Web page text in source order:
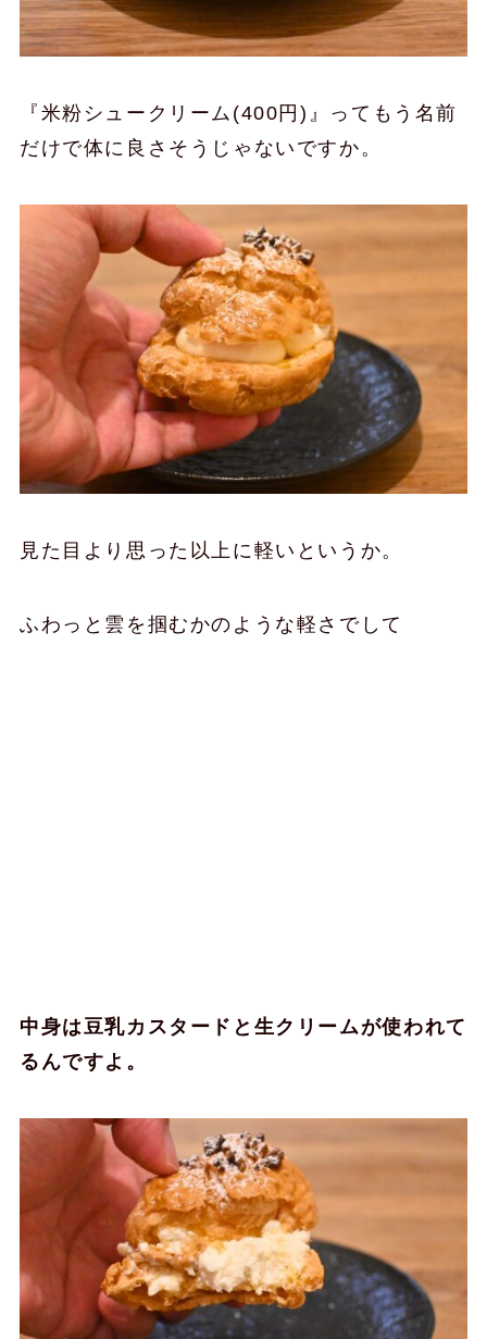
『米粉シュークリーム(400円)』ってもう名前
だけで体に良さそうじゃないですか。
見た目より思った以上に軽いというか。
ふわっと雲を掴むかのような軽さでして
中身は豆乳カスタードと生クリームが使われて
るんですよ。